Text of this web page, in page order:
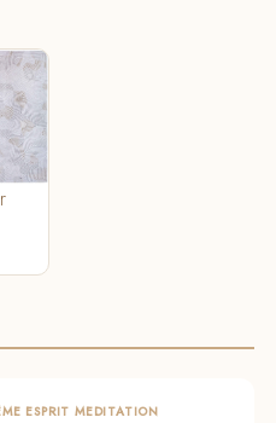
ESPRIT MEDITATION